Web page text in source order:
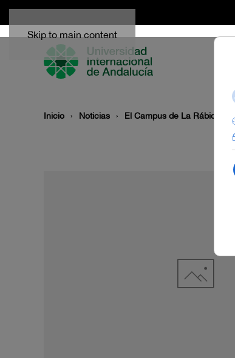
Skip to main content
Inicio Noticias El Campus de La Rábida